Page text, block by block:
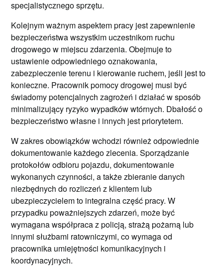
specjalistycznego sprzętu.
Kolejnym ważnym aspektem pracy jest zapewnienie
bezpieczeństwa wszystkim uczestnikom ruchu
drogowego w miejscu zdarzenia. Obejmuje to
ustawienie odpowiedniego oznakowania,
zabezpieczenie terenu i kierowanie ruchem, jeśli jest to
konieczne. Pracownik pomocy drogowej musi być
świadomy potencjalnych zagrożeń i działać w sposób
minimalizujący ryzyko wypadków wtórnych. Dbałość o
bezpieczeństwo własne i innych jest priorytetem.
W zakres obowiązków wchodzi również odpowiednie
dokumentowanie każdego zlecenia. Sporządzanie
protokołów odbioru pojazdu, dokumentowanie
wykonanych czynności, a także zbieranie danych
niezbędnych do rozliczeń z klientem lub
ubezpieczycielem to integralna część pracy. W
przypadku poważniejszych zdarzeń, może być
wymagana współpraca z policją, strażą pożarną lub
innymi służbami ratowniczymi, co wymaga od
pracownika umiejętności komunikacyjnych i
koordynacyjnych.